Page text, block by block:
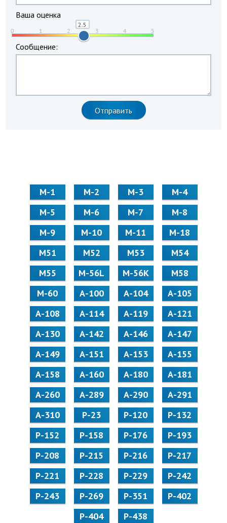
Ваша оценка
Сообщение:
М-1 М-2 М-3
М-4
М-5
М-6 М-7
М-8
М-9
М-10 М-11
М-18
М51
М52 М53
М54
М55
M-56L M-56K
М58
M-60
А-100 А-104
А-105
А-108
А-114 А-119
А-121
А-130
А-142 А-146
А-147
А-149
А-151 А-153
А-155
А-158
А-160 А-180
А-181
А-260
А-289 А-290
А-291
А-310
Р-23 Р-120
Р-132
Р-152
Р-158 Р-176
Р-193
Р-208
Р-215 Р-216
Р-217
Р-221
Р-228 Р-229
Р-242
Р-243
Р-269 Р-351
Р-402
Р-404
Р-438